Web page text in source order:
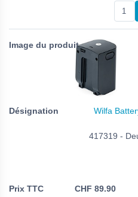
Wilfa
417319 -
CHF 89.90